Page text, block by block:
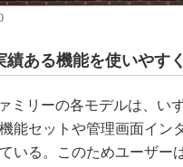
ある機能を使いやすく
ミリーの各モデルは、い
能セットや管理画面イン
いる。このためユーザー